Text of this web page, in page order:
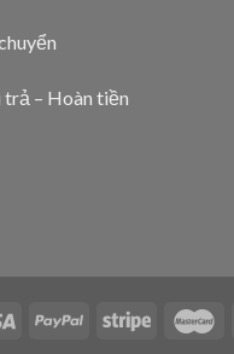
trả – Hoàn tiền